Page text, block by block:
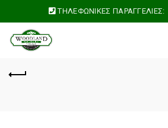
ΤΗΛΕΦΩΝΙΚΕΣ ΠΑΡΑΓΓΕΛΙΕΣ: